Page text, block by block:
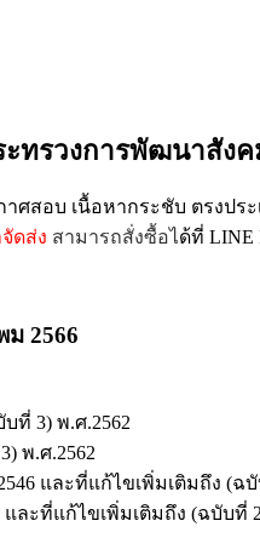
รวงการพัฒนาสัง
ศสอบ เนื้อหากระชับ ตรงปร
ดส่ง สามารถสั่งซื้อได้ที่ LINE
2566
ที่ 3) พ.ศ.2562
พ.ศ.2562
และที่แก้ไขเพิ่มเติมถึง (ฉบั
ะที่แก้ไขเพิ่มเติมถึง (ฉบับที่